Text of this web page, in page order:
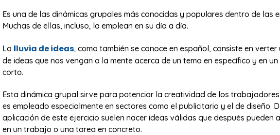
Es una de las dinámicas grupales más conocidas y populares dentro de las
Muchas de ellas, incluso, la emplean en su día a día.
La lluvia de ideas, como también se conoce en español, consiste en verter
de ideas que nos vengan a la mente acerca de un tema en específico y en
corto.
Esta dinámica grupal sirve para potenciar la creatividad de los
es empleado especialmente en sectores como el publicitario y el de diseño.
aplicación de este ejercicio suelen nacer ideas válidas que después pueden
en un trabajo o una tarea en concreto.